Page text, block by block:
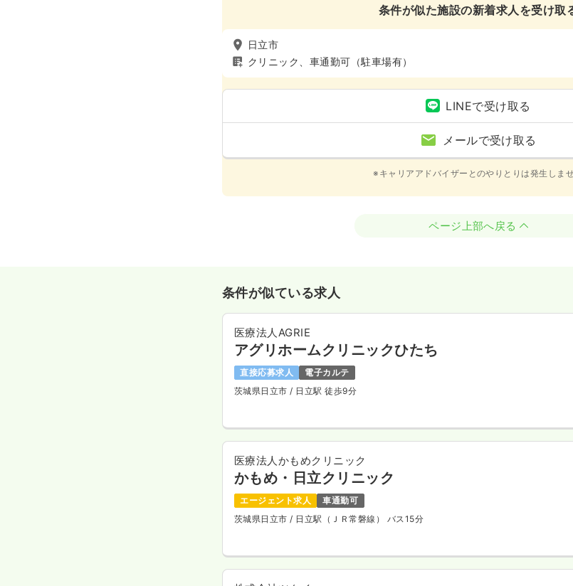
条件が似た施設の新着求人を受け取
日立市
クリニック、車通勤可（駐車場有）
LINEで受け取る
メールで受け取る
※キャリアアドバイザーとのやりとりは発生しま
ページ上部へ戻る
条件が似ている求人
医療法人AGRIE
アグリホームクリニックひたち
直接応募求人
電子カルテ
茨城県日立市/ 日立駅 徒歩9分
医療法人かもめクリニック
かもめ・日立クリニック
エージェント求人
車通勤可
茨城県日立市/ 日立駅（ＪＲ常磐線） バス15分